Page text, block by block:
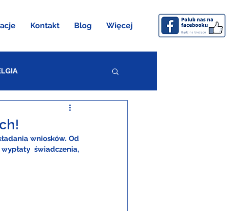
Kontakt Blog Więcej
wniosków. Od
świadczenia,